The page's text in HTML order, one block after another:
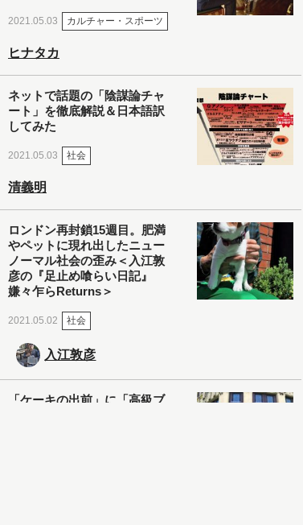
2021.05.03 カルチャー・スポーツ
ヒナタカ
ネットで話題の「陰謀論チャ
ート」を徹底解説＆日本語訳
してみた
2021.05.03 社会
清義明
ロンドン再封鎖15週目。肥満
やペットに現れ出したニュー
ノーマル社会の歪み＜入江敦
彦の『足止め喰らい日記』
嫌々乍らReturns＞
2021.05.02 社会
入江敦彦
「ケーキの出前」に「高級ブ